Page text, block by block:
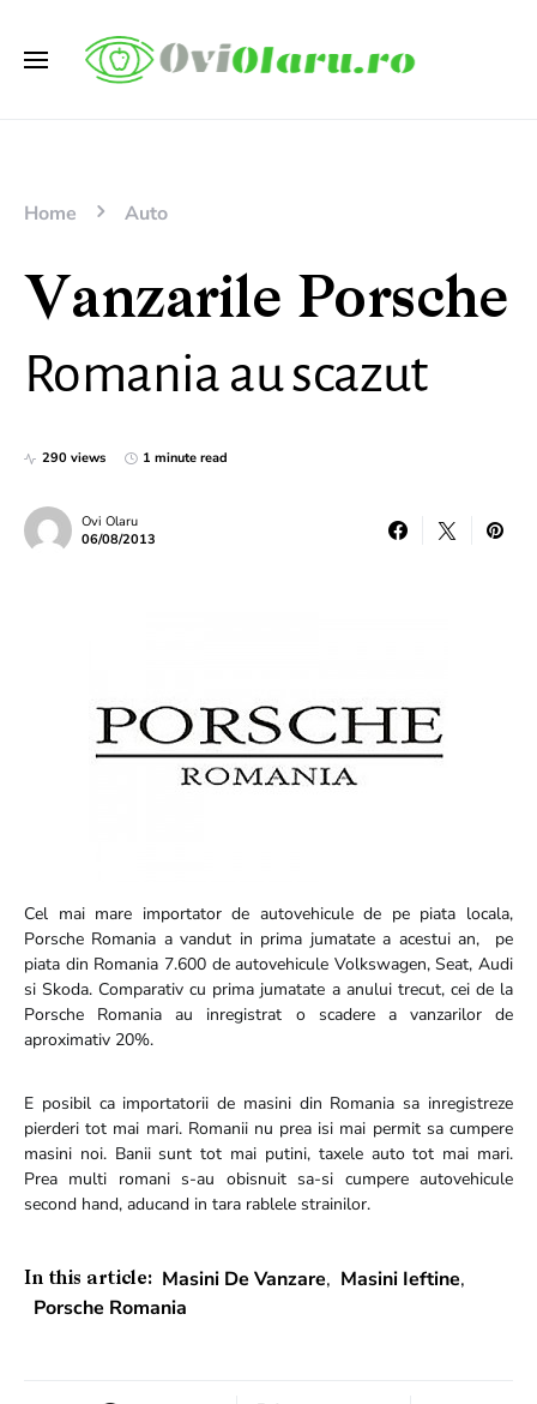
Home Auto
Vanzarile Porsche
Romania au scazut
290 views 1 minute read
Ovi Olaru
06/08/2013
Cel mai mare importator de autovehicule de pe piata locala,
Porsche Romania a vandut in prima jumatate a acestui an, pe
piata din Romania 7.600 de autovehicule Volkswagen, Seat, Audi
si Skoda. Comparativ cu prima jumatate a anului trecut, cei de la
Porsche Romania au inregistrat o scadere a vanzarilor de
aproximativ 20%.
E posibil ca importatorii de masini din Romania sa inregistreze
pierderi tot mai mari. Romanii nu prea isi mai permit sa cumpere
masini noi. Banii sunt tot mai putini, taxele auto tot mai mari.
Prea multi romani s-au obisnuit sa-si cumpere autovehicule
second hand, aducand in tara rablele strainilor.
In this article: Masini De Vanzare, Masini Ieftine,
Porsche Romania